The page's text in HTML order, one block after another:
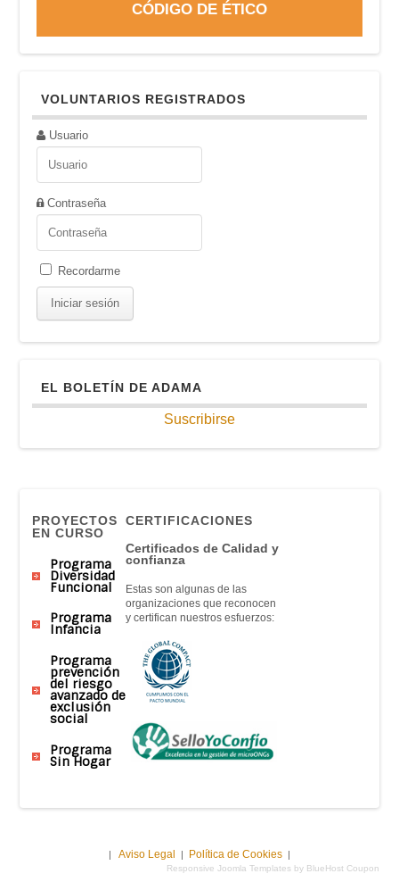
Responsive Joomla Templates by BlueHost Coupon
CÓDIGO DE ÉTICO
VOLUNTARIOS REGISTRADOS
Usuario
Contraseña
Recordarme
EL BOLETÍN DE ADAMA
Suscribirse
PROYECTOS
EN CURSO
Programa
Diversidad
Funcional
Programa
Infancia
Programa
prevención
del riesgo
avanzado de
exclusión
social
Programa
Sin Hogar
CERTIFICACIONES
Certificados de Calidad y
confianza
Estas son algunas de las
organizaciones que reconocen
y certifican nuestros esfuerzos:
Aviso Legal Política de Cookies